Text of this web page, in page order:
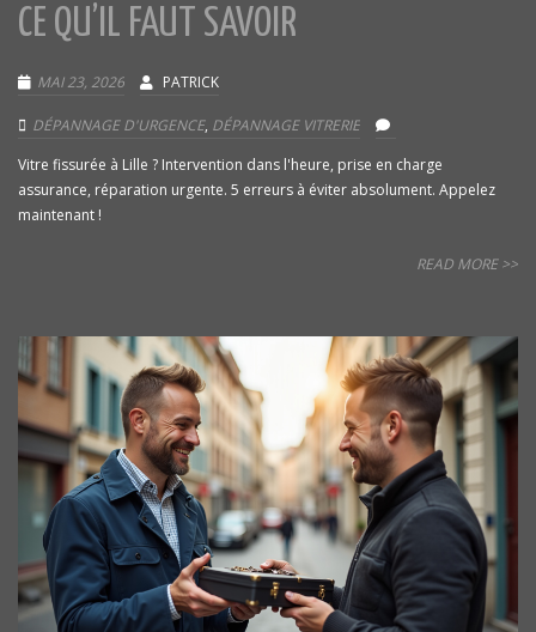
CE QU’IL FAUT SAVOIR
MAI 23, 2026 PATRICK
DÉPANNAGE D'URGENCE, DÉPANNAGE VITRERIE
Vitre fissurée à Lille ? Intervention dans l'heure, prise en charge
assurance, réparation urgente. 5 erreurs à éviter absolument. Appelez
maintenant !
READ MORE >>